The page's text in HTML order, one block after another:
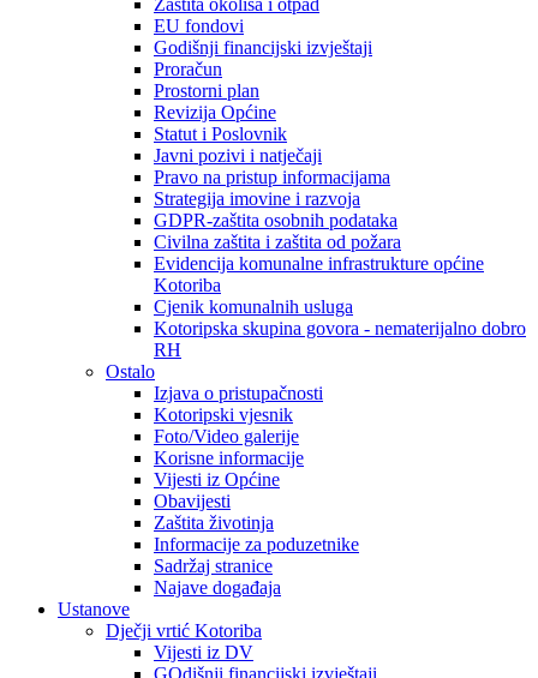
Zaštita okoliša i otpad
EU fondovi
Godišnji financijski izvještaji
Proračun
Prostorni plan
Revizija Općine
Statut i Poslovnik
Javni pozivi i natječaji
Pravo na pristup informacijama
Strategija imovine i razvoja
GDPR-zaštita osobnih podataka
Civilna zaštita i zaštita od požara
Evidencija komunalne infrastrukture općine
Kotoriba
Cjenik komunalnih usluga
Kotoripska skupina govora - nematerijalno dobro
RH
Ostalo
Izjava o pristupačnosti
Kotoripski vjesnik
Foto/Video galerije
Korisne informacije
Vijesti iz Općine
Obavijesti
Zaštita životinja
Informacije za poduzetnike
Sadržaj stranice
Najave događaja
Ustanove
Dječji vrtić Kotoriba
Vijesti iz DV
GOdišnji financijski izvještaji